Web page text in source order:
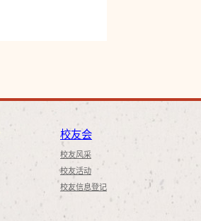
校友会
校友风采
校友活动
校友信息登记